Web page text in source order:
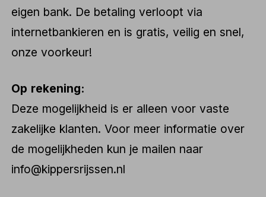
eigen bank. De betaling verloopt via
internetbankieren en is gratis, veilig en snel,
onze voorkeur!
Op rekening:
Deze mogelijkheid is er alleen voor vaste
zakelijke klanten. Voor meer informatie over
de mogelijkheden kun je mailen naar
info@kippersrijssen.nl